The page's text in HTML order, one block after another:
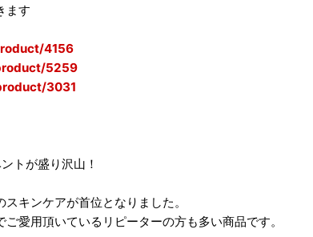
ます
4156
5259
3031
トが盛り沢山！
キンケアが首位となりました。
愛用頂いているリピーターの方も多い商品です。